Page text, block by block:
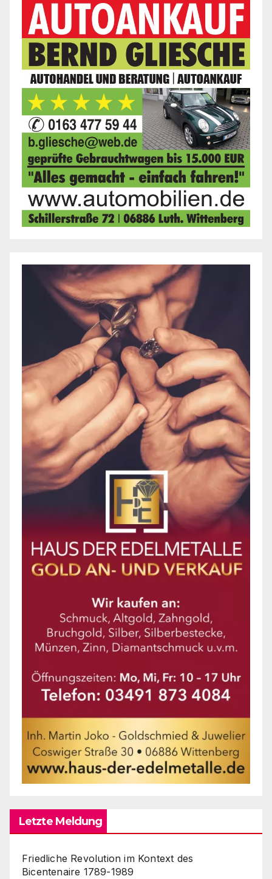
Letzte Meldung
Friedliche Revolution im Kontext des
Bicentenaire 1789-1989